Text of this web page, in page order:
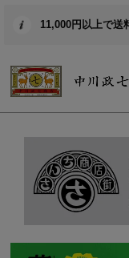
11,000円以上で送